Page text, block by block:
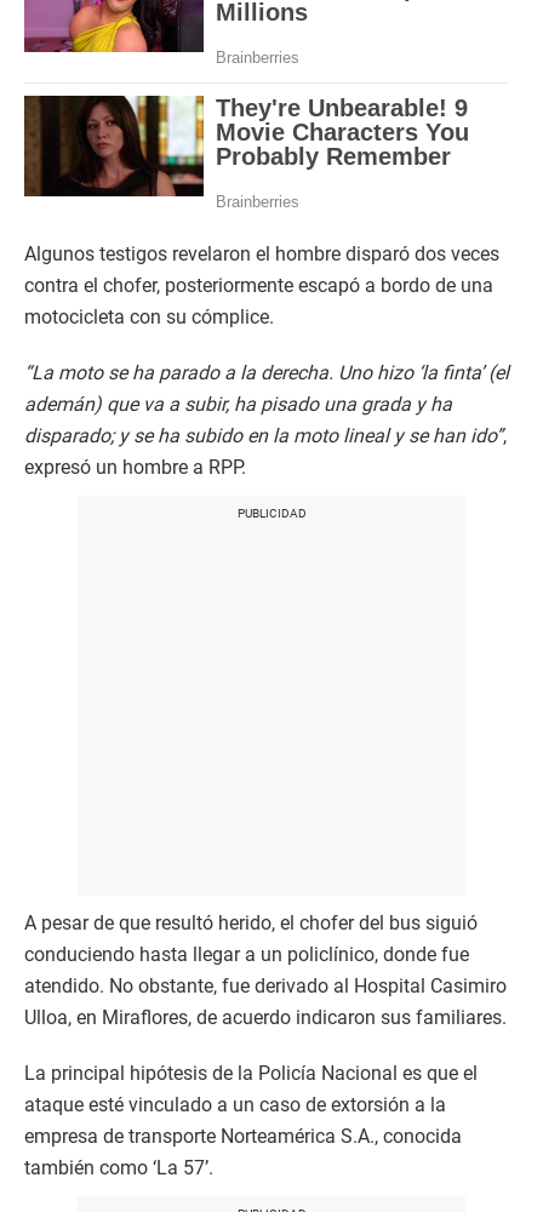
Algunos testigos revelaron el hombre disparó dos veces
contra el chofer, posteriormente escapó a bordo de una
motocicleta con su cómplice.
“La moto se ha parado a la derecha. Uno hizo ‘la finta’ (el
ademán) que va a subir, ha pisado una grada y ha
disparado; y se ha subido en la moto lineal y se han ido”,
expresó un hombre a RPP.
A pesar de que resultó herido, el chofer del bus siguió
conduciendo hasta llegar a un policlínico, donde fue
atendido. No obstante, fue derivado al Hospital Casimiro
Ulloa, en Miraflores, de acuerdo indicaron sus familiares.
La principal hipótesis de la Policía Nacional es que el
ataque esté vinculado a un caso de extorsión a la
empresa de transporte Norteamérica S.A., conocida
también como ‘La 57’.